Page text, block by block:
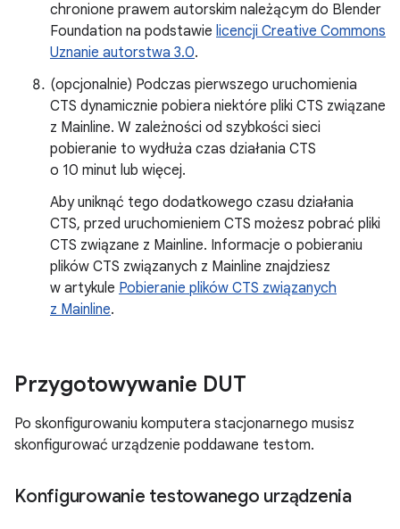
chronione prawem autorskim należącym do Blender
Foundation na podstawie licencji Creative Commons
Uznanie autorstwa 3.0.
(opcjonalnie) Podczas pierwszego uruchomienia
CTS dynamicznie pobiera niektóre pliki CTS związane
z Mainline. W zależności od szybkości sieci
pobieranie to wydłuża czas działania CTS
o 10 minut lub więcej.
Aby uniknąć tego dodatkowego czasu działania
CTS, przed uruchomieniem CTS możesz pobrać pliki
CTS związane z Mainline. Informacje o pobieraniu
plików CTS związanych z Mainline znajdziesz
w artykule Pobieranie plików CTS związanych
z Mainline.
Przygotowywanie DUT
Po skonfigurowaniu komputera stacjonarnego musisz
skonfigurować urządzenie poddawane testom.
Konfigurowanie testowanego urządzenia